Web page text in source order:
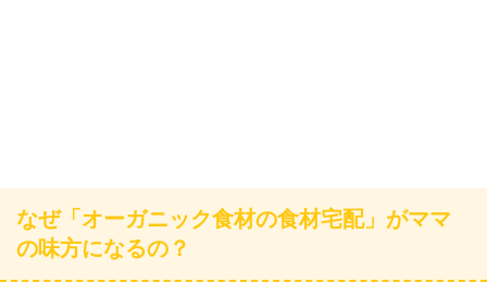
なぜ「オーガニック食材の食材宅配」がママ
の味方になるの？